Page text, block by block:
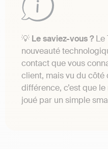
💡 Le saviez-vous ? Le
nouveauté
contact que vous
client, mais vu du côté
différence, c’est que
joué par un simple